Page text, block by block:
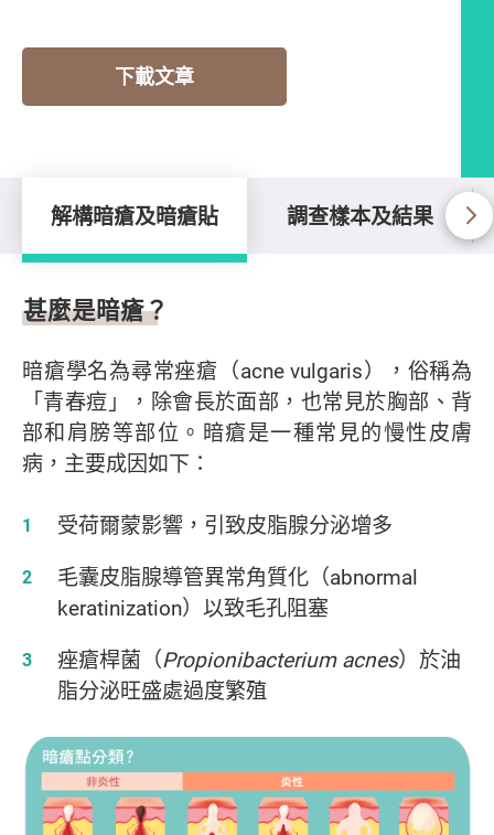
下載文章
解構暗瘡及暗瘡貼 調查樣本及結果
解構暗瘡及暗瘡貼
甚麼是暗瘡？
暗瘡學名為尋常痤瘡（acne vulgaris），俗稱為
「青春痘」，除會長於面部，也常見於胸部、背
部和肩膀等部位。暗瘡是一種常見的慢性皮膚
病，主要成因如下：
受荷爾蒙影響，引致皮脂腺分泌增多
毛囊皮脂腺導管異常角質化（abnormal
keratinization）以致毛孔阻塞
痤瘡桿菌（Propionibacterium acnes）於油
脂分泌旺盛處過度繁殖